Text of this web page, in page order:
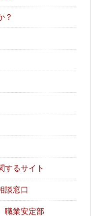
？
するサイト
談窓口
職業安定部